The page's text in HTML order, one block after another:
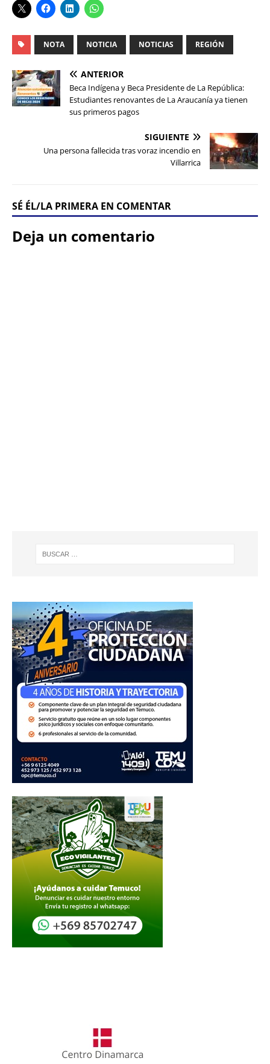
NOTA NOTICIA NOTICIAS REGIÓN
ANTERIOR
Beca Indígena y Beca Presidente de La República:
Estudiantes renovantes de La Araucanía ya tienen
sus primeros pagos
SIGUIENTE
Una persona fallecida tras voraz incendio en
Villarrica
SÉ ÉL/LA PRIMERA EN COMENTAR
Deja un comentario